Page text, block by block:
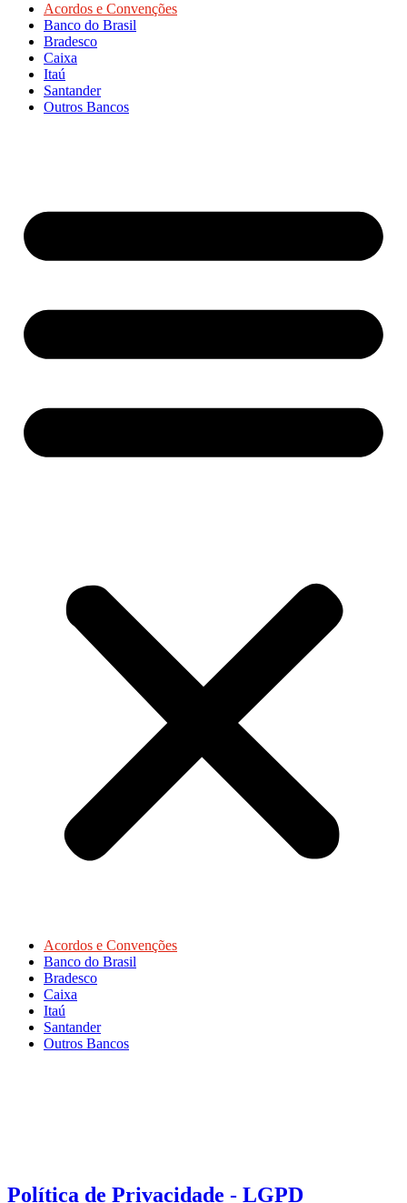
Acordos e Convenções
Banco do Brasil
Bradesco
Caixa
Itaú
Santander
Outros Bancos
Acordos e Convenções
Banco do Brasil
Bradesco
Caixa
Itaú
Santander
Outros Bancos
Política de Privacidade - LGPD